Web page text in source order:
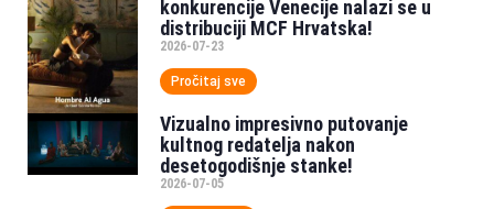
konkurencije Venecije nalazi se u
distribuciji MCF Hrvatska!
2026-07-23
Pročitaj sve
Vizualno impresivno putovanje
kultnog redatelja nakon
desetogodišnje stanke!
2026-07-05